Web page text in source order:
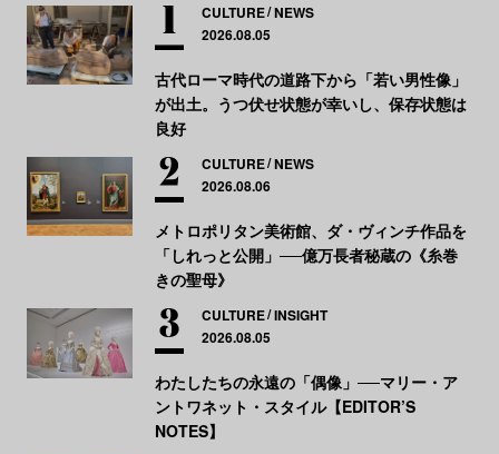
CULTURE NEWS
2026.08.05
古代ローマ時代の道路下から「若い男性像」
が出土。うつ伏せ状態が幸いし、保存状態は
良好
CULTURE NEWS
2026.08.06
メトロポリタン美術館、ダ・ヴィンチ作品を
「しれっと公開」──億万長者秘蔵の《糸巻
きの聖母》
CULTURE INSIGHT
2026.08.05
わたしたちの永遠の「偶像」──マリー・ア
ントワネット・スタイル【EDITOR’S
NOTES】